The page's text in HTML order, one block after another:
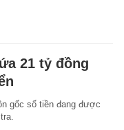
21 tỷ đồng
gốc số tiền đang được